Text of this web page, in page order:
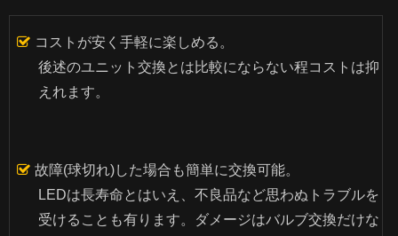
コストが安く手軽に楽しめる。
後述のユニット交換とは比較にならない程コストは抑
えれます。
故障(球切れ)した場合も簡単に交換可能。
LEDは長寿命とはいえ、不良品など思わぬトラブルを
受けることも有ります。ダメージはバルブ交換だけな